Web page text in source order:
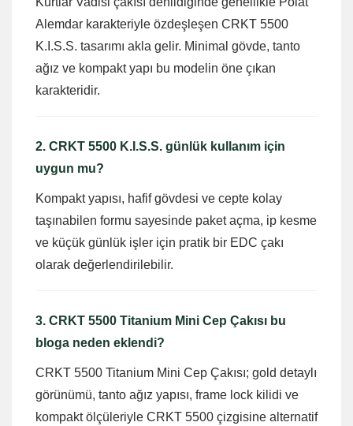
Alemdar karakteriyle özdeşleşen CRKT 5500
K.I.S.S. tasarımı akla gelir. Minimal gövde, tanto
ağız ve kompakt yapı bu modelin öne çıkan
karakteridir.
2. CRKT 5500 K.I.S.S. günlük kullanım için
uygun mu?
Kompakt yapısı, hafif gövdesi ve cepte kolay
taşınabilen formu sayesinde paket açma, ip kesme
ve küçük günlük işler için pratik bir EDC çakı
olarak değerlendirilebilir.
3. CRKT 5500 Titanium Mini Cep Çakısı bu
bloga neden eklendi?
CRKT 5500 Titanium Mini Cep Çakısı; gold detaylı
görünümü, tanto ağız yapısı, frame lock kilidi ve
kompakt ölçüleriyle CRKT 5500 çizgisine alternatif